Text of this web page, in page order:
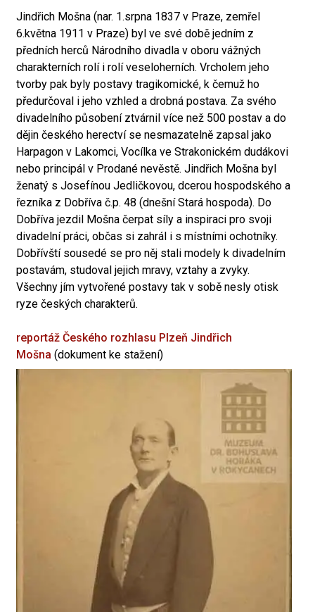
Jindřich Mošna (nar. 1.srpna 1837 v Praze, zemřel
6.května 1911 v Praze) byl ve své době jedním z
předních herců Národního divadla v oboru vážných
charakterních rolí i rolí veseloherních. Vrcholem jeho
tvorby pak byly postavy tragikomické, k čemuž ho
předurčoval i jeho vzhled a drobná postava. Za svého
divadelního působení ztvárnil více než 500 postav a do
dějin českého herectví se nesmazatelně zapsal jako
Harpagon v Lakomci, Vocílka ve Strakonickém dudákovi
nebo principál v Prodané nevěstě. Jindřich Mošna byl
ženatý s Josefínou Jedličkovou, dcerou hospodského a
řezníka z Dobříva č.p. 48 (dnešní Stará hospoda). Do
Dobříva jezdil Mošna čerpat síly a inspiraci pro svoji
divadelní práci, občas si zahrál i s místními ochotníky.
Dobřívští sousedé se pro něj stali modely k divadelním
postavám, studoval jejich mravy, vztahy a zvyky.
Všechny jím vytvořené postavy tak v sobě nesly otisk
ryze českých charakterů.
reportáž Českého rozhlasu Plzeň Jindřich
Mošna (dokument ke stažení)